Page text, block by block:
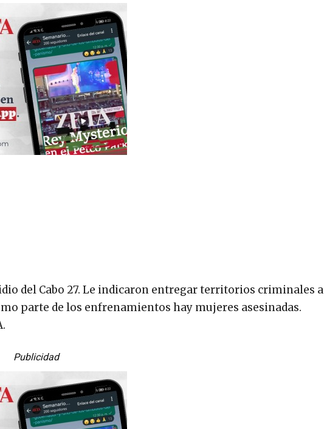
del Cabo 27. Le indicaron entregar territorios criminales a
parte de los enfrenamientos hay mujeres asesinadas.
Publicidad